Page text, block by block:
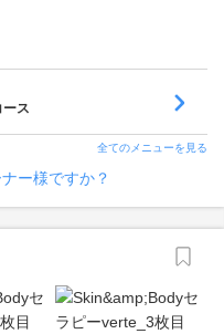
ス
全てのメニューを見る
ー様ですか？